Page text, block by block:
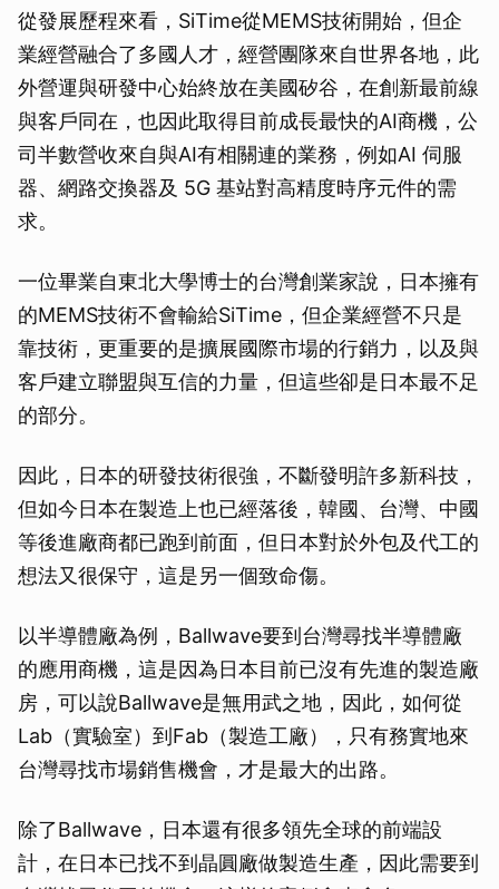
從發展歷程來看，SiTime從MEMS技術開始，但企
業經營融合了多國人才，經營團隊來自世界各地，此
外營運與研發中心始終放在美國矽谷，在創新最前線
與客戶同在，也因此取得目前成長最快的AI商機，公
司半數營收來自與AI有相關連的業務，例如AI 伺服
器、網路交換器及 5G 基站對高精度時序元件的需
求。
一位畢業自東北大學博士的台灣創業家說，日本擁有
的MEMS技術不會輸給SiTime，但企業經營不只是
靠技術，更重要的是擴展國際市場的行銷力，以及與
客戶建立聯盟與互信的力量，但這些卻是日本最不足
的部分。
因此，日本的研發技術很強，不斷發明許多新科技，
但如今日本在製造上也已經落後，韓國、台灣、中國
等後進廠商都已跑到前面，但日本對於外包及代工的
想法又很保守，這是另一個致命傷。
以半導體廠為例，Ballwave要到台灣尋找半導體廠
的應用商機，這是因為日本目前已沒有先進的製造廠
房，可以說Ballwave是無用武之地，因此，如何從
Lab（實驗室）到Fab（製造工廠），只有務實地來
台灣尋找市場銷售機會，才是最大的出路。
除了Ballwave，日本還有很多領先全球的前端設
計，在日本已找不到晶圓廠做製造生產，因此需要到